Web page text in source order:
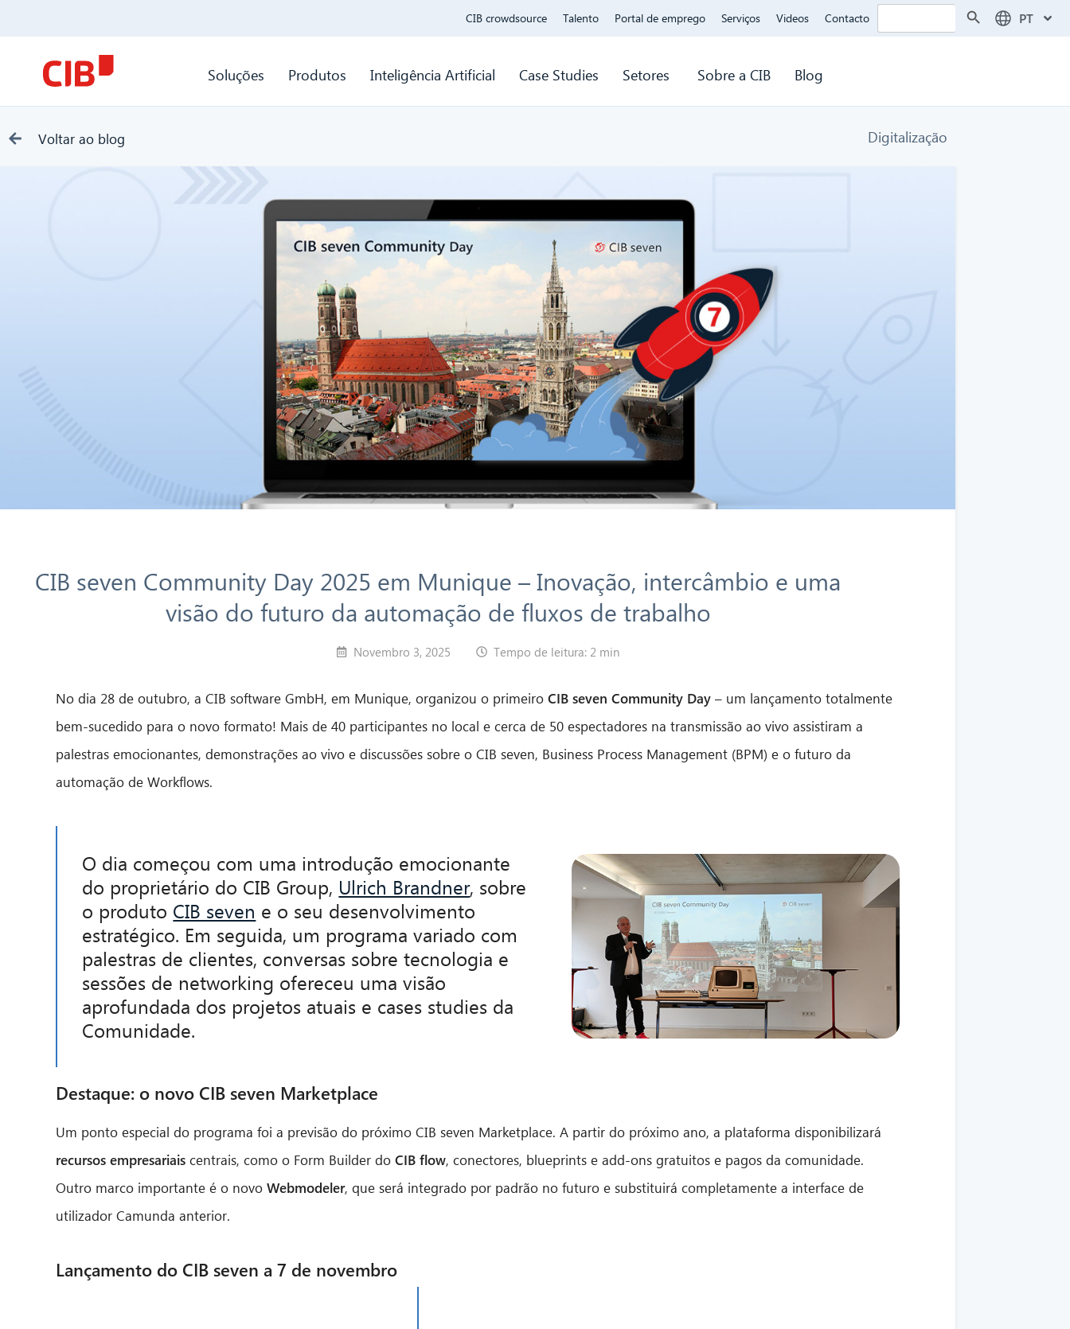
CIB crowdsource Talento Portal de emprego Serviços Videos Contacto Search PT
Soluções Produtos Inteligência Artificial Case Studies Setores Sobre a CIB Blog
Voltar ao blog Digitalização
CIB seven Community Day 2025 em Munique – Inovação, intercâmbio e uma
visão do futuro da automação de fluxos de trabalho
Novembro 3, 2025 Tempo de leitura: 2 min
No dia 28 de outubro, a CIB software GmbH, em Munique, organizou o primeiro CIB seven Community Day – um lançamento totalmente
bem-sucedido para o novo formato! Mais de 40 participantes no local e cerca de 50 espectadores na transmissão ao vivo assistiram a
palestras emocionantes, demonstrações ao vivo e discussões sobre o CIB seven, Business Process Management (BPM) e o futuro da
automação de Workflows.
O dia começou com uma introdução emocionante
do proprietário do CIB Group, Ulrich Brandner, sobre
o produto CIB seven e o seu desenvolvimento
estratégico. Em seguida, um programa variado com
palestras de clientes, conversas sobre tecnologia e
sessões de networking ofereceu uma visão
aprofundada dos projetos atuais e cases studies da
Comunidade.
Destaque: o novo CIB seven Marketplace
Um ponto especial do programa foi a previsão do próximo CIB seven Marketplace. A partir do próximo ano, a plataforma disponibilizará
recursos empresariais centrais, como o Form Builder do CIB flow, conectores, blueprints e add-ons gratuitos e pagos da comunidade.
Outro marco importante é o novo Webmodeler, que será integrado por padrão no futuro e substituirá completamente a interface de
utilizador Camunda anterior.
Lançamento do CIB seven a 7 de novembro